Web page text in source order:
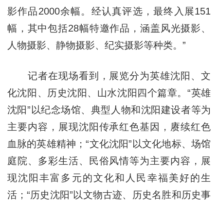
影作品2000余幅。经认真评选，最终入展151
幅，其中包括28幅特邀作品，涵盖风光摄影、
人物摄影、静物摄影、纪实摄影等种类。”
记者在现场看到，展览分为英雄沈阳、文
化沈阳、历史沈阳、山水沈阳四个篇章。“英雄
沈阳”以纪念场馆、典型人物和沈阳建设者等为
主要内容，展现沈阳传承红色基因，赓续红色
血脉的英雄精神；“文化沈阳”以文化地标、场馆
庭院、多彩生活、民俗风情等为主要内容，展
现沈阳丰富多元的文化和人民幸福美好的生
活；“历史沈阳”以文物古迹、历史名胜和历史事